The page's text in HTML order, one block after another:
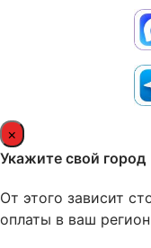
×
Укажите свой город
От этого зависит
оплаты в ваш регион